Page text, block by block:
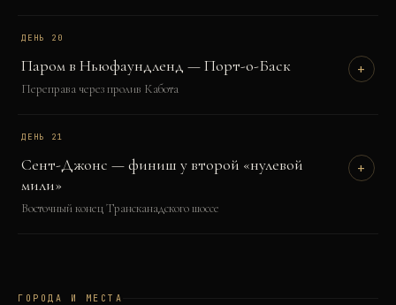
ДЕНЬ 20
Паром в Ньюфаундленд — Порт-о-Баск
Переправа через пролив Кабота
+
ДЕНЬ 21
Сент-Джонс — финиш у второй «нулевой
мили»
Восточный конец Трансканадского шоссе
+
ГОРОДА И МЕСТА